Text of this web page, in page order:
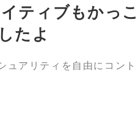
ティブもかっ
たよ
ュアリティを自由にコント